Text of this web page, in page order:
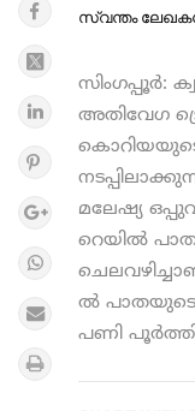
സ്വന്തം
സിംഗപ്പൂർ:
അതിവേഗ
മലേഷ്യ
റെയില്‍
ല്‍ പാതയുടെ
പണി